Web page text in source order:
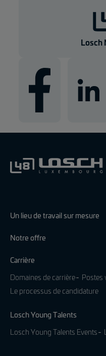
Losch
Un lieu de travail sur mesure
Notre offre
Carrière
Domaines de carrière
Postes
Le processus de candidature
Losch Young Talents
Losch Young Talents Events